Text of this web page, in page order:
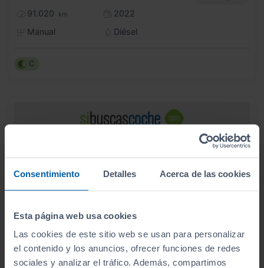
Consentimiento Detalles Acerca de las cookies
Esta página web usa cookies
Las cookies de este sitio web se usan para personalizar
el contenido y los anuncios, ofrecer funciones de redes
sociales y analizar el tráfico. Además, compartimos
91.020 km
2022
Manual
Diésel
C